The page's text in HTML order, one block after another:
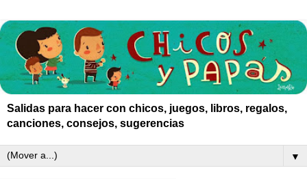
Salidas para hacer con chicos, juegos, libros, regalos,
canciones, consejos, sugerencias
▼